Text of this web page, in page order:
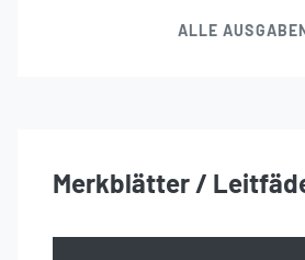
ALLE
Merkblätter /